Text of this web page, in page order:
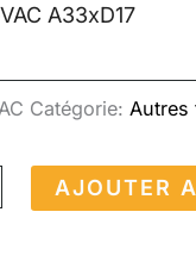
A33xD17
Catégorie: Autres
AJOUTER